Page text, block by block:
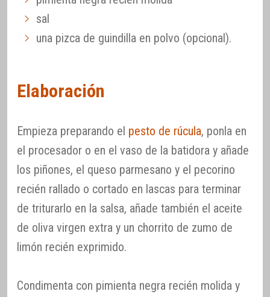
sal
una pizca de guindilla en polvo (opcional).
Elaboración
Empieza preparando el pesto de rúcula, ponla en
el procesador o en el vaso de la batidora y añade
los piñones, el queso parmesano y el pecorino
recién rallado o cortado en lascas para terminar
de triturarlo en la salsa, añade también el aceite
de oliva virgen extra y un chorrito de zumo de
limón recién exprimido.
Condimenta con pimienta negra recién molida y